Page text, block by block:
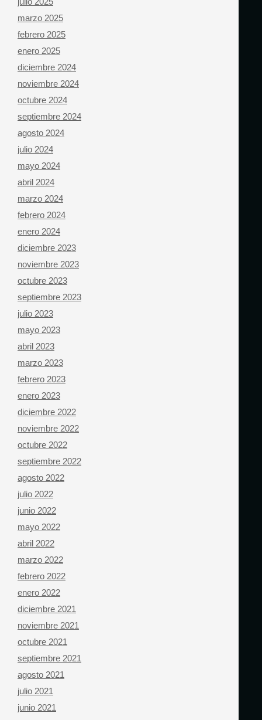
marzo 2025
febrero 2025
enero 2025
diciembre 2024
noviembre 2024
octubre 2024
septiembre 2024
agosto 2024
julio 2024
mayo 2024
abril 2024
marzo 2024
febrero 2024
enero 2024
diciembre 2023
noviembre 2023
octubre 2023
septiembre 2023
julio 2023
mayo 2023
abril 2023
marzo 2023
febrero 2023
enero 2023
diciembre 2022
noviembre 2022
octubre 2022
septiembre 2022
agosto 2022
julio 2022
junio 2022
mayo 2022
abril 2022
marzo 2022
febrero 2022
enero 2022
diciembre 2021
noviembre 2021
octubre 2021
septiembre 2021
agosto 2021
julio 2021
junio 2021